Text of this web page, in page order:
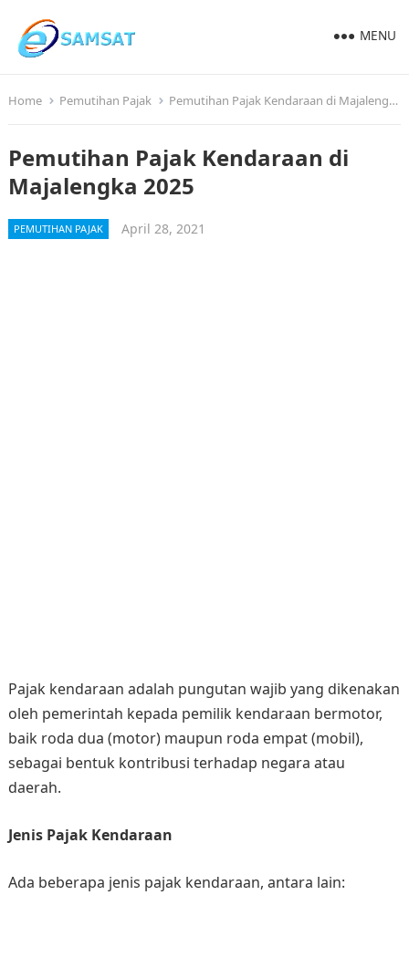
MENU
Home Pemutihan Pajak Pemutihan Pajak Kendaraan di Majalengka 2025
Pemutihan Pajak Kendaraan di
Majalengka 2025
PEMUTIHAN PAJAK April 28, 2021
Pajak kendaraan adalah pungutan wajib yang dikenakan
oleh pemerintah kepada pemilik kendaraan bermotor,
baik roda dua (motor) maupun roda empat (mobil),
sebagai bentuk kontribusi terhadap negara atau
daerah.
Jenis Pajak Kendaraan
Ada beberapa jenis pajak kendaraan, antara lain: